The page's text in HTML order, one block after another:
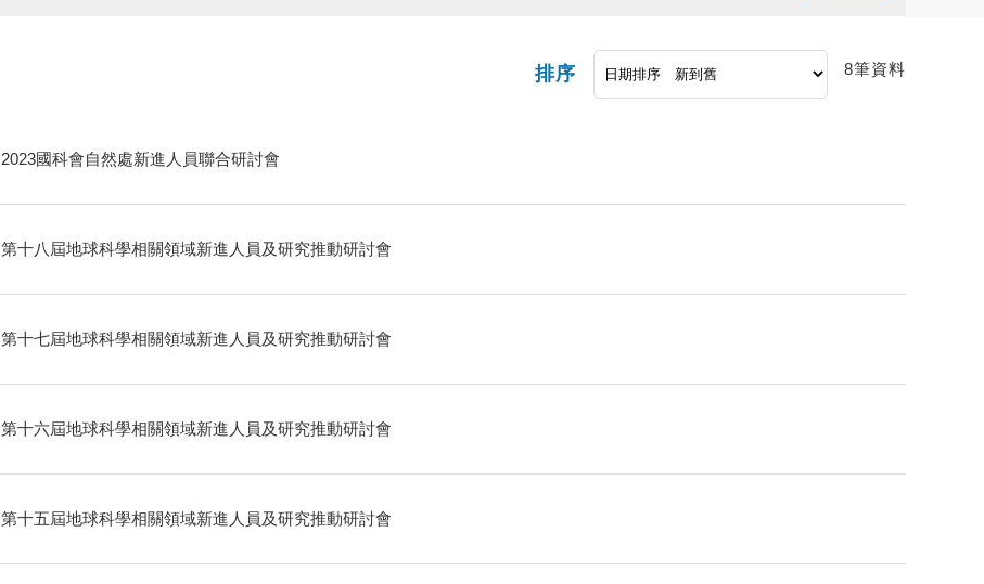
8筆資料
排序
2023國科會自然處新進人員聯合研討會
第十八屆地球科學相關領域新進人員及研究推動研討會
第十七屆地球科學相關領域新進人員及研究推動研討會
第十六屆地球科學相關領域新進人員及研究推動研討會
第十五屆地球科學相關領域新進人員及研究推動研討會